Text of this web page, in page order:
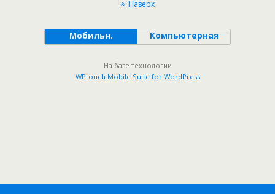
Наверх
Мобильн. Компьютерная
На базе технологии
WPtouch Mobile Suite for WordPress